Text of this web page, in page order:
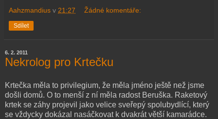
Aahzmandius v 21:27 Žádné komentáře:
Sdílet
6. 2. 2011
Nekrolog pro Krtečku
Krtečka měla to privilegium, že měla jméno ještě než jsme
došli domů. O to menší z ní měla radost Beruška. Raketový
krtek se záhy projevil jako velice sveřepý spolubydlící, který
se vždycky dokázal nasáčkovat k dvakrát větší kamarádce.